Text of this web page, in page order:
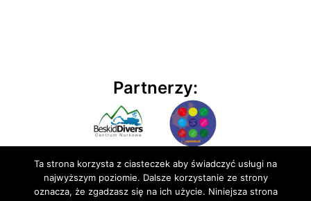
Partnerzy:
Ta strona korzysta z ciasteczek aby świadczyć usługi na
najwyższym poziomie. Dalsze korzystanie ze strony
oznacza, że zgadzasz się na ich użycie. Niniejsza strona